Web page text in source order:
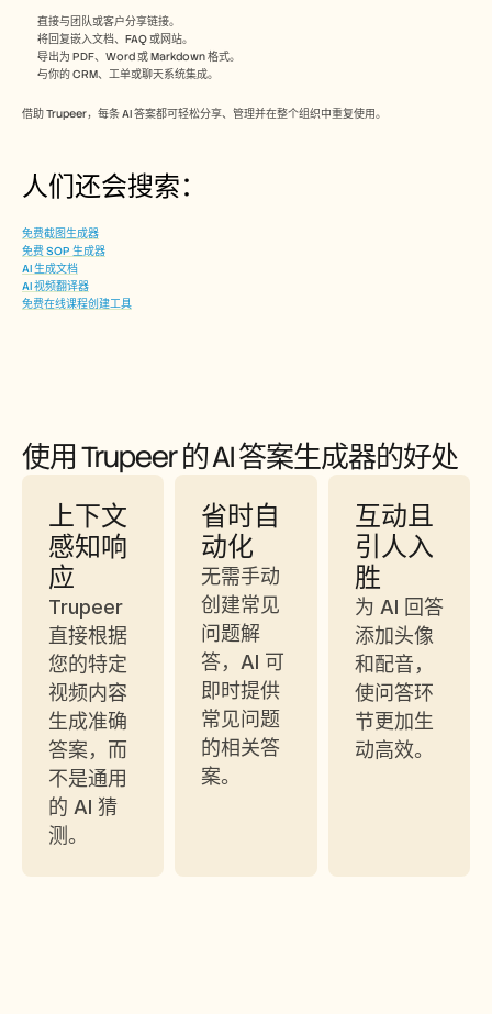
直接与团队或客户分享链接。
将回复嵌入文档、FAQ 或网站。
导出为 PDF、Word 或 Markdown 格式。
与你的 CRM、工单或聊天系统集成。
借助 Trupeer，每条 AI 答案都可轻松分享、管理并在整个组织中重复使用。
人们还会搜索：
免费截图生成器
免费 SOP 生成器
AI 生成文档
AI 视频翻译器
免费在线课程创建工具
使用 Trupeer 的 AI 答案生成器的好处
上下文
感知响
应
Trupeer
直接根据
您的特定
视频内容
生成准确
答案，而
不是通用
的 AI 猜
测。
省时自
动化
无需手动
创建常见
问题解
答，AI 可
即时提供
常见问题
的相关答
案。
互动且
引人入
胜
为 AI 回答
添加头像
和配音，
使问答环
节更加生
动高效。